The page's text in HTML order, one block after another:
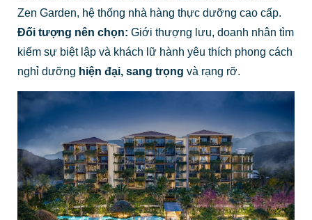
Zen Garden, hệ thống nhà hàng thực dưỡng cao cấp.
Đối tượng nên chọn: Giới thượng lưu, doanh nhân tìm
kiếm sự biệt lập và khách lữ hành yêu thích phong cách
nghỉ dưỡng hiện đại, sang trọng và rạng rỡ.